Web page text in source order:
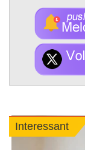
Interessant